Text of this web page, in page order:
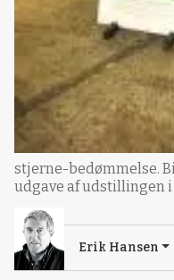
stjerne-bedømmelse.
udgave af udstillingen i
Erik Hansen